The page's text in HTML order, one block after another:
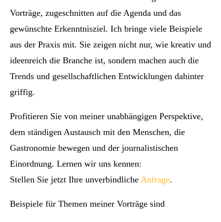
Vorträge, zugeschnitten auf die Agenda und das
gewünschte Erkenntnisziel. Ich bringe viele Beispiele
aus der Praxis mit. Sie zeigen nicht nur, wie kreativ und
ideenreich die Branche ist, sondern machen auch die
Trends und gesellschaftlichen Entwicklungen dahinter
griffig.
Profitieren Sie von meiner unabhängigen Perspektive,
dem ständigen Austausch mit den Menschen, die
Gastronomie bewegen und der journalistischen
Einordnung. Lernen wir uns kennen:
Stellen Sie jetzt Ihre unverbindliche Anfrage.
Beispiele für Themen meiner Vorträge sind